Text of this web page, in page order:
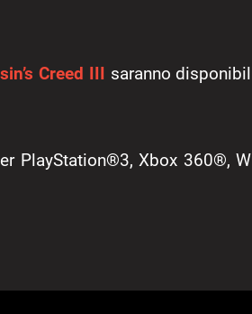
Creed III saranno
PlayStation®3, Xbox 360®,